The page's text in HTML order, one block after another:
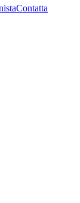
Contatta